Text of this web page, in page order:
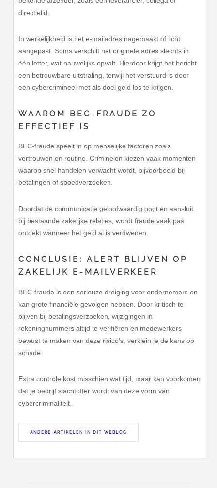
directielid.
In werkelijkheid is het e-mailadres nagemaakt of licht
aangepast. Soms verschilt het originele adres slechts in
één letter, wat nauwelijks opvalt. Hierdoor krijgt het bericht
een betrouwbare uitstraling, terwijl het verstuurd is door
een cybercrimineel met als doel geld los te krijgen.
WAAROM BEC-FRAUDE ZO
EFFECTIEF IS
BEC-fraude speelt in op menselijke factoren zoals
vertrouwen en routine. Criminelen kiezen vaak momenten
waarop snel handelen verwacht wordt, bijvoorbeeld bij
betalingen of spoedverzoeken.
Doordat de communicatie geloofwaardig oogt en aansluit
bij bestaande zakelijke relaties, wordt fraude vaak pas
ontdekt wanneer het geld al is verdwenen.
CONCLUSIE: ALERT BLIJVEN OP
ZAKELIJK E-MAILVERKEER
BEC-fraude is een serieuze dreiging voor ondernemers en
kan grote financiële gevolgen hebben. Door kritisch te
blijven bij betalingsverzoeken, wijzigingen in
rekeningnummers altijd te verifiëren en medewerkers
bewust te maken van deze risico’s, verklein je de kans op
schade.
Extra controle kost misschien wat tijd, maar kan voorkomen
dat je bedrijf slachtoffer wordt van deze vorm van
cybercriminaliteit.
ANDERE ARTIKELEN IN DIT WEBLOG